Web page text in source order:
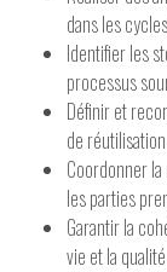
dans les
Identifier les
processus
Définir et
de
Coordonner
les parties
Garantir la
vie et la